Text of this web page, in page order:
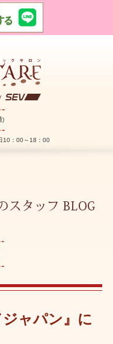
)
10：00～18：00
ジャパン』に